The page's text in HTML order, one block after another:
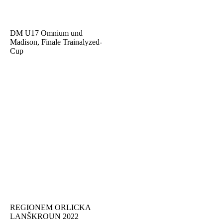
DM U17 Omnium und
Madison, Finale Trainalyzed-
Cup
REGIONEM ORLICKA
LANŠKROUN 2022